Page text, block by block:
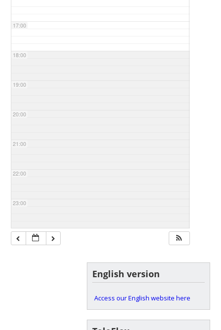
17:00
18:00
19:00
20:00
21:00
22:00
23:00
English version
Access our English website here